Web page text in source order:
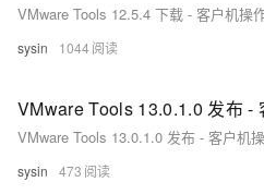
VMware Tools 12.5.4 下载 - 客户机操
sysin 1044
sysin 473